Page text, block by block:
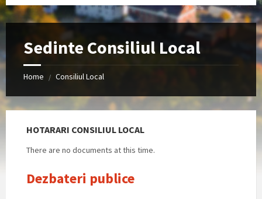
Sedinte Consiliul Local
Home / Consiliul Local
HOTARARI CONSILIUL LOCAL
There are no documents at this time.
Dezbateri publice